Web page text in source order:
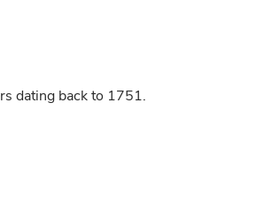
dating back to 1751.